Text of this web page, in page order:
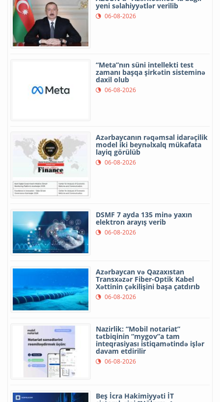
yeni səlahiyyətlər verilib
06-08-2026
“Meta”nın süni intellekti test
zamanı başqa şirkətin sisteminə
daxil olub
06-08-2026
Azərbaycanın rəqəmsal idarəçilik
model iki beynəlxalq mükafata
layiq görülüb
06-08-2026
DSMF 7 ayda 135 minə yaxın
elektron arayış verib
06-08-2026
Azərbaycan və Qazaxıstan
Transxəzər Fiber-Optik Kabel
Xəttinin çəkilişini başa çatdırıb
06-08-2026
Nazirlik: “Mobil notariat”
tətbiqinin “mygov”a tam
inteqrasiyası istiqamətində işlər
davam etdirilir
06-08-2026
Beş İcra Hakimiyyəti İT